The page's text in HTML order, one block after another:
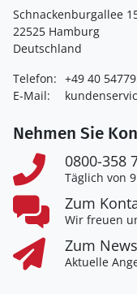
Schnackenburgallee
22525 Hamburg
Deutschland
Telefon: +49 40
E-Mail:
Nehmen Sie
0800-358
Täglich von
Zum
Wir freuen
Zum
Aktuelle